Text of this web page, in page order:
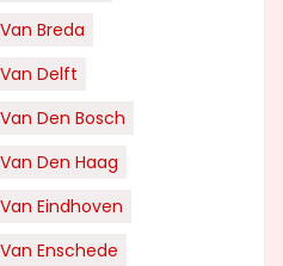
Breda
Delft
Den Bosch
Den Haag
Eindhoven
Enschede